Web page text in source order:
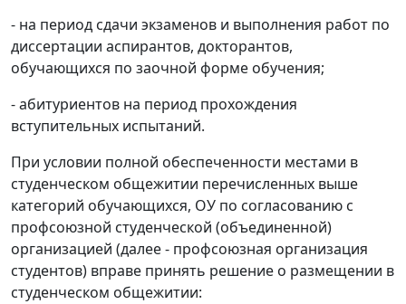
- на период сдачи экзаменов и выполнения работ по
диссертации аспирантов, докторантов,
обучающихся по заочной форме обучения;
- абитуриентов на период прохождения
вступительных испытаний.
При условии полной обеспеченности местами в
студенческом общежитии перечисленных выше
категорий обучающихся, ОУ по согласованию с
профсоюзной студенческой (объединенной)
организацией (далее - профсоюзная организация
студентов) вправе принять решение о размещении в
студенческом общежитии: